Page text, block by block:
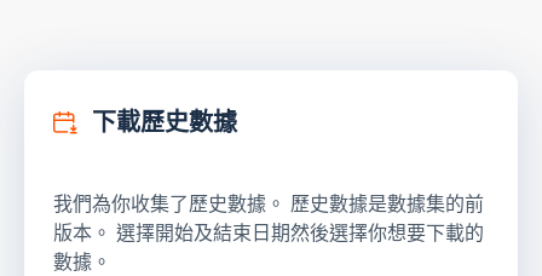
下載歷史數據
我們為你收集了歷史數據。 歷史數據是數據集的前
版本。 選擇開始及結束日期然後選擇你想要下載的
數據。